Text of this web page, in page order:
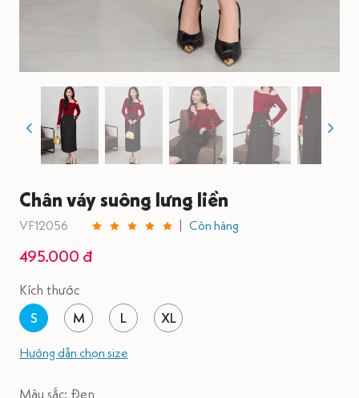
Chân váy suông lưng liền
VF12056 Còn hàng
495.000 đ
Kích thước
S
M L XL
Hướng dẫn chọn size
Màu sắc: Đen